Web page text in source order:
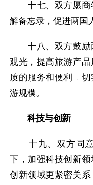
十七、双方愿商
解备忘录，促进两国
十八、双方鼓励
观光，提高旅游产
质的服务和便利，
游规模。
科技与创新
十九、双方同意
下，加强科技创新
创新领域更紧密关